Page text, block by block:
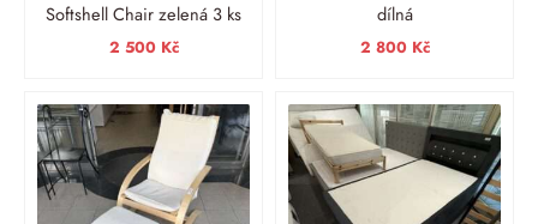
Softshell Chair zelená 3 ks
2 500 Kč
dílná
2 800 Kč